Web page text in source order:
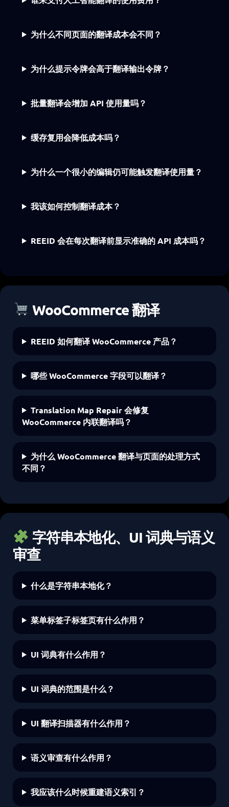
为什么不同页面的翻译成本会不同？
为什么提示令牌会高于翻译输出令牌？
批量翻译会增加 API 使用量吗？
缓存复用会降低成本吗？
为什么一个很小的编辑仍可能触发翻译使用量？
我该如何控制翻译成本？
REEID 会在每次翻译前显示准确的 API 成本吗？
WooCommerce 翻译
REEID 如何翻译 WooCommerce 产品？
哪些 WooCommerce 字段可以翻译？
Translation Map Repair 会修复
WooCommerce 内联翻译吗？
为什么 WooCommerce 翻译与页面的处理方式
不同？
字符串本地化、UI 词典与语义
审查
什么是字符串本地化？
菜单标签子标签页有什么作用？
UI 词典有什么作用？
UI 词典的范围是什么？
UI 翻译扫描器有什么作用？
语义审查有什么作用？
我应该什么时候重建语义索引？